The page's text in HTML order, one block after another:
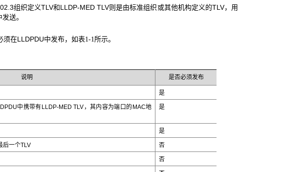
组织定义TLV和LLDP-MED TLV则是由标准组织或其他机构定义的TLV，用
送。
须在LLDPDU中发布，如表1-1所示。
说明 是否必须发布
是
中携带有LLDP-MED TLV，其内容为端口的MAC地
是
是
后一个TLV 否
否